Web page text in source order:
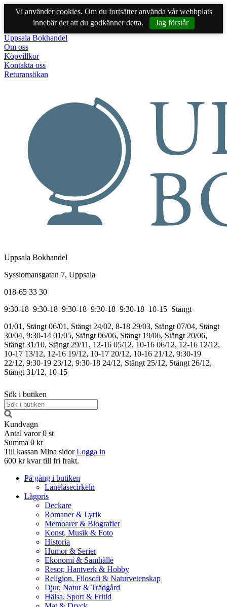
Vi användercookies. Om du fortsätter använda vår webbplats
innebär det att du godkänner detta.
Jag förstår
Uppsala Bokhandel
Om oss
Köpvillkor
Kontakta oss
Returansökan
Uppsala Bokhandel
Sysslomansgatan 7, Uppsala
018-65 33 30
9:30-18 9:30-18 9:30-18 9:30-18 9:30-18 10-15 Stängt
01/01, Stängt 06/01, Stängt 24/02, 8-18 29/03, Stängt 07/04, Stängt
30/04, 9:30-14 01/05, Stängt 06/06, Stängt 19/06, Stängt 20/06,
Stängt 31/10, Stängt 29/11, 12-16 05/12, 10-16 06/12, 12-16 12/12,
10-17 13/12, 12-16 19/12, 10-17 20/12, 10-16 21/12, 9:30-19
22/12, 9:30-19 23/12, 9:30-18 24/12, Stängt 25/12, Stängt 26/12,
Stängt 31/12, 10-15
Sök i butiken
Kundvagn
Antal varor 0 st
Summa 0 kr
Till kassan Mina sidor Logga in
600 kr kvar till fri frakt.
På gång i butiken
Låneläsecirkeln
Lågpris
Deckare
Romaner & Lyrik
Memoarer & Biografier
Konst, Musik & Foto
Historia
Humor & Serier
Ekonomi & Samhälle
Resor, Hantverk & Hobby
Religion, Filosofi & Naturvetenskap
Djur, Natur & Trädgård
Hälsa, Sport & Fritid